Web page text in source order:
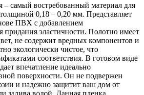
– самый востребованный материал для
0,18 – 0,20 мм. Представляет
ПВХ с добавлением
придания эластичности. Полотно имеет
не содержит вредных компонентов и
экологически чистое, что
соответствия. В готовом виде
впечатление идеально
поверхности. Он не подвержен
и надежно защитит ваш дом от
залива водой. Данная пленка